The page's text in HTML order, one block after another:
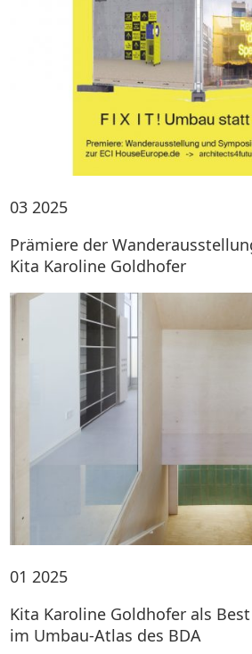
03 2025
Prämiere der
Kita Karoline Goldhofer
01 2025
Kita Karoline Goldhofer als
im Umbau-Atlas des BDA